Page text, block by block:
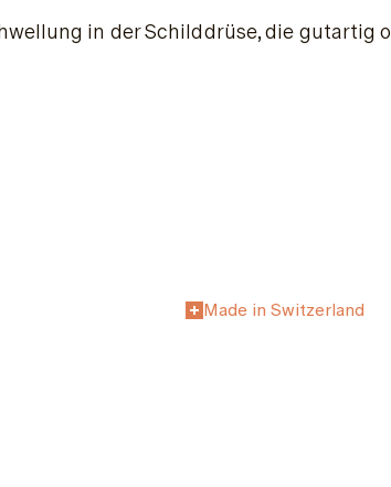
in der Schilddrüse, die gutartig
Made in Switzerland